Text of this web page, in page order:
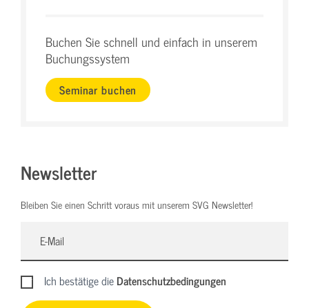
Buchen Sie schnell und einfach in unserem
Buchungssystem
Seminar buchen
Newsletter
Bleiben Sie einen Schritt voraus mit unserem SVG Newsletter!
Ich bestätige dieDatenschutzbedingungen